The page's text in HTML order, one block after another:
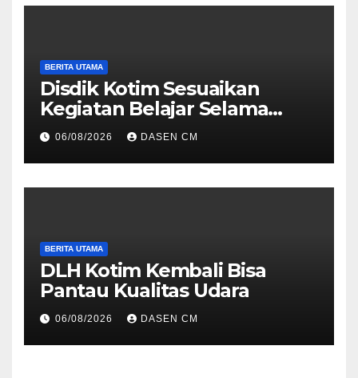
BERITA UTAMA
Disdik Kotim Sesuaikan
Kegiatan Belajar Selama
Musim Kemarau
06/08/2026 DASEN CM
BERITA UTAMA
DLH Kotim Kembali Bisa
Pantau Kualitas Udara
06/08/2026 DASEN CM